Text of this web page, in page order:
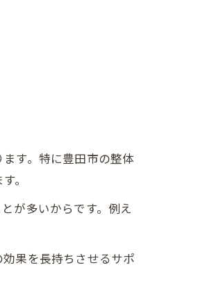
す。特に豊田市の整体
。
が多いからです。例え
果を長持ちさせるサポ